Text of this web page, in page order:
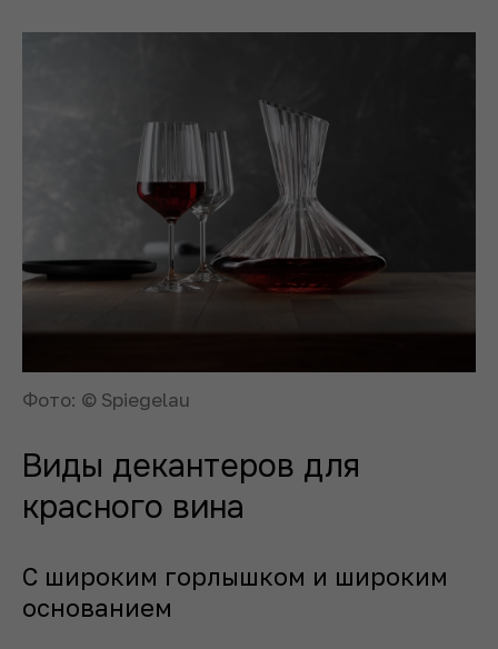
Фото: © Spiegelau
Виды декантеров для
красного вина
С широким горлышком и широким
основанием